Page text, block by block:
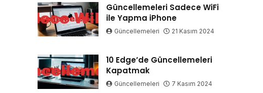
Güncellemeleri Sadece WiFi
ile Yapma iPhone
Güncellemeleri 21 Kasım 2024
10 Edge’de Güncellemeleri
Kapatmak
Güncellemeleri 7 Kasım 2024